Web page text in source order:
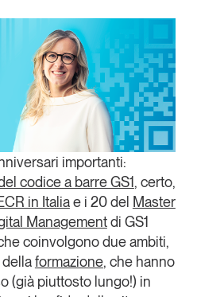
Newsletter
X
Linkedin
Copia Link
importanti:
codice a barre GS1, certo,
in Italiae i 20 del Master
Managementdi GS1
coinvolgonodue ambiti,
formazione, che hanno
(già piuttosto lungo!) in